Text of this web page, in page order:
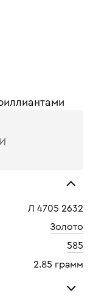
Л 4705 2632
Золото
585
2.85 грамм